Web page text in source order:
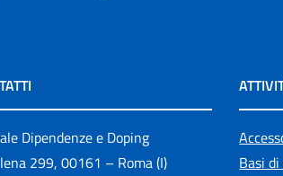
Dipendenze e Doping
299, 00161 – Roma (I)
Basi